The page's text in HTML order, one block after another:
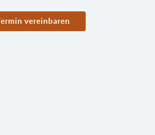
Termin vereinbaren